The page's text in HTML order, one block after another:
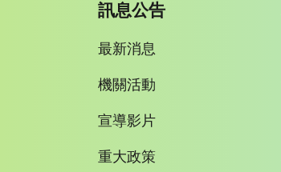
訊息公告
最新消息
機關活動
宣導影片
重大政策